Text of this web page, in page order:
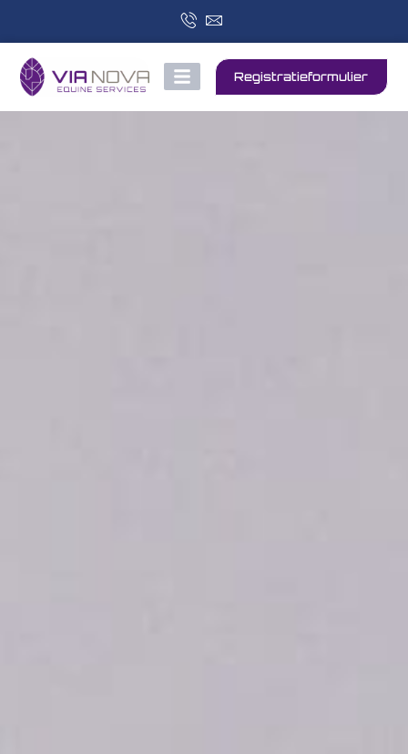
Registratieformulier